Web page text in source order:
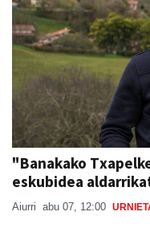
"Banakako
eskubidea
Aiurri abu 07, 12:00 URNIETA